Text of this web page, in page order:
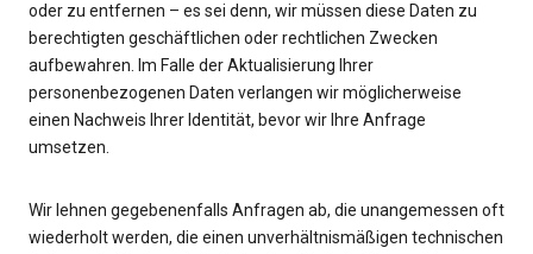
oder zu entfernen – es sei denn, wir müssen diese Daten zu
berechtigten geschäftlichen oder rechtlichen Zwecken
aufbewahren. Im Falle der Aktualisierung Ihrer
personenbezogenen Daten verlangen wir möglicherweise
einen Nachweis Ihrer Identität, bevor wir Ihre Anfrage
umsetzen.
Wir lehnen gegebenenfalls Anfragen ab, die unangemessen oft
wiederholt werden, die einen unverhältnismäßigen technischen